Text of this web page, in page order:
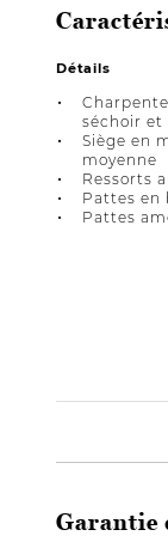
Détails
séchoir et
Siège en
moyenne
Ressorts
Pattes en
Pattes
Garantie